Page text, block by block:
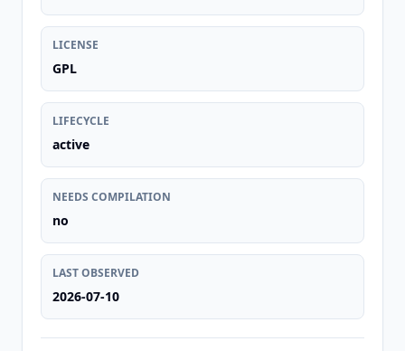
LICENSE
GPL
LIFECYCLE
active
NEEDS COMPILATION
no
LAST OBSERVED
2026-07-10